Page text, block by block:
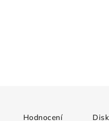
Hodnocení